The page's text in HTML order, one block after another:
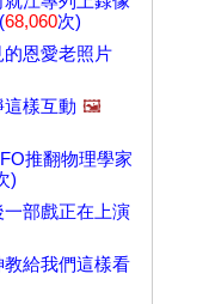
68,060次)
的恩愛老照片
這樣互動 🖼️
推翻物理學家
)
部戲正在上演
給我們這樣看